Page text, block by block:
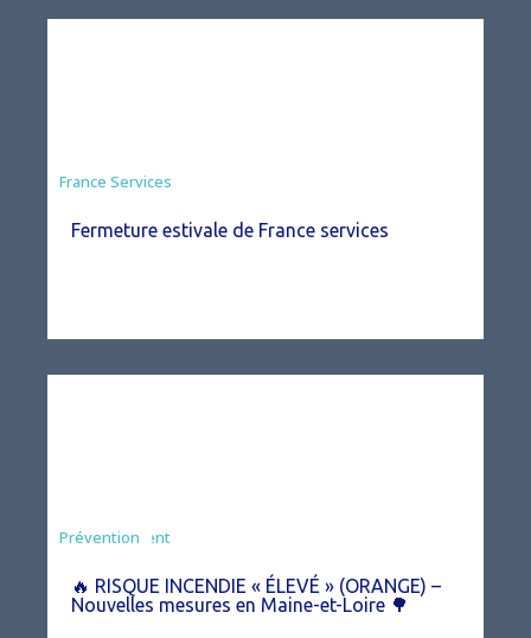
France Services
Fermeture estivale de France services
Agriculture
Arrêté
Environnement
Prévention
🔥 RISQUE INCENDIE « ÉLEVÉ » (ORANGE) –
Nouvelles mesures en Maine-et-Loire 🌳